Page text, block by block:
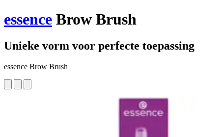
essence Brow Brush
Unieke vorm voor perfecte toepassing
essence Brow Brush